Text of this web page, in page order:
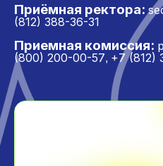
Приёмная ректора:
(812) 388-36-31
Приемная комиссия:
(800) 200-00-57, +7 (812)